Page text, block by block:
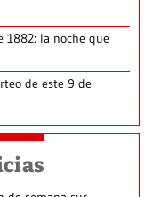
1882: la noche que
de este 9 de